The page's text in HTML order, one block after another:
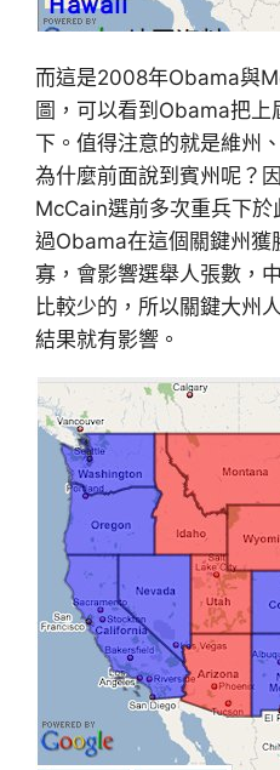
而這是2008年Obama與
圖，可以看到Obama把
下。值得注意的就是維州
為什麼前面說到賓州呢？
McCain選前多次重兵下
過Obama在這個關鍵州獲
寡，會影響選舉人張數，
比較少的，所以關鍵大州
結果就有影響。